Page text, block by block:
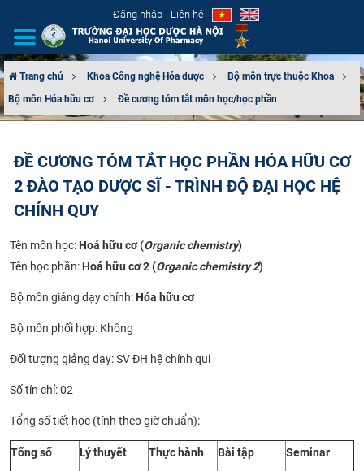
Đăng nhập Liên hệ
GIỚI THIỆU
TUYỂN SINH
ĐẢM BẢO CHẤT LƯỢNG
KHOA HỌC CÔNG NGHỆ
CỰU NGƯỜI HỌC
Trang chủ Khoa Công nghệ Hóa dược
Bộ môn trực thuộc Khoa
Bộ môn Hóa hữu cơ
Đề cương tóm tắt môn học/học phần
ĐỀ CƯƠNG TÓM TẮT HỌC PHẦN HÓA HỮU CƠ
2 ĐÀO TẠO DƯỢC SĨ - TRÌNH ĐỘ ĐẠI HỌC HỆ
CHÍNH QUY
Tên môn học: Hoá hữu cơ (Organic chemistry)
Tên học phần: Hoá hữu cơ 2 (Organic chemistry 2)
Bộ môn giảng dạy chính: Hóa hữu cơ
Bộ môn phối hợp: Không
Đối tượng giảng dạy: SV ĐH hệ chính qui
Số tín chỉ: 02
Tổng số tiết học (tính theo giờ chuẩn):
Tổng số Lý thuyết Thực hành Bài tập Seminar